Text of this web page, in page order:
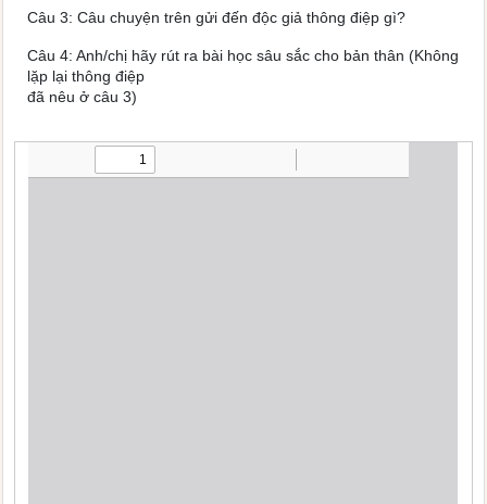
Câu 3: Câu chuyện trên gửi đến độc giả thông điệp gì?
Câu 4: Anh/chị hãy rút ra bài học sâu sắc cho bản thân (Không
lặp lại thông điệp
đã nêu ở câu 3)